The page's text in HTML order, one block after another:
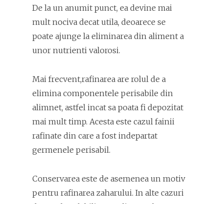
De la un anumit punct, ea devine mai
mult nociva decat utila, deoarece se
poate ajunge la eliminarea din aliment a
unor nutrienti valorosi.
Mai frecvent,rafinarea are rolul de a
elimina componentele perisabile din
alimnet, astfel incat sa poata fi depozitat
mai mult timp. Acesta este cazul fainii
rafinate din care a fost indepartat
germenele perisabil.
Conservarea este de asemenea un motiv
pentru rafinarea zaharului. In alte cazuri